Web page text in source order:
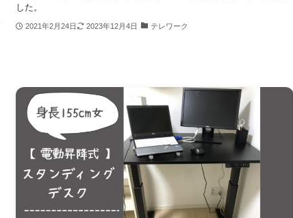
した。
2021年2月24日 2023年12月4日 テレワーク